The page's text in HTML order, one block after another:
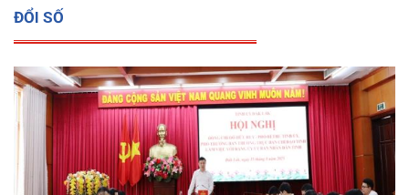
ĐỔI SỐ